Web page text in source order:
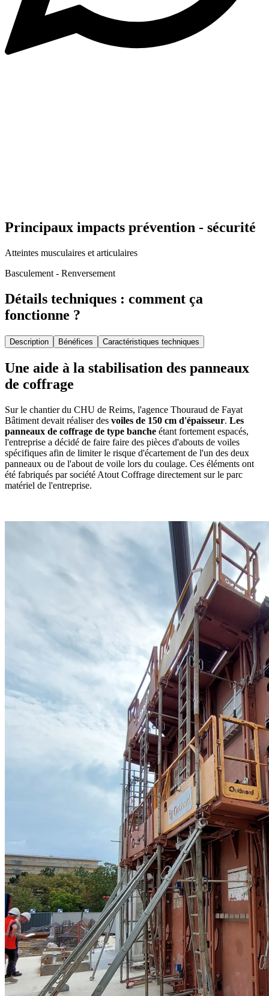
Principaux impacts prévention - sécurité
Atteintes musculaires et articulaires
Basculement - Renversement
Détails techniques : comment ça
fonctionne ?
Description Bénéfices Caractéristiques techniques
Une aide à la stabilisation des panneaux
de coffrage
Sur le chantier du CHU de Reims, l'agence Thouraud de Fayat
Bâtiment devait réaliser des voiles de 150 cm d'épaisseur. Les
panneaux de coffrage de type banche étant fortement espacés,
l'entreprise a décidé de faire faire des pièces d'abouts de voiles
spécifiques afin de limiter le risque d'écartement de l'un des deux
panneaux ou de l'about de voile lors du coulage. Ces éléments ont
été fabriqués par société Atout Coffrage directement sur le parc
matériel de l'entreprise.